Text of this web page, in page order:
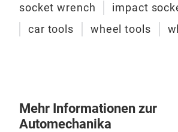
socket wrench
impact
car tools
wheel tools
Mehr Informationen zur
Automechanika